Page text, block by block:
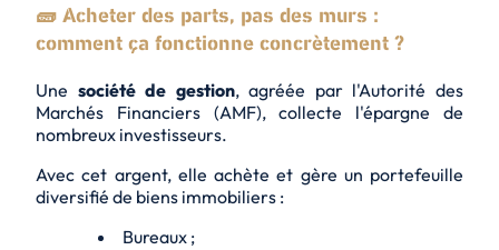
🧱 Acheter des parts, pas des murs :
comment ça fonctionne concrètement ?
Une société de gestion, agréée par l'Autorité des
Marchés Financiers (AMF), collecte l'épargne de
nombreux investisseurs.
Avec cet argent, elle achète et gère un portefeuille
diversifié de biens immobiliers :
Bureaux ;